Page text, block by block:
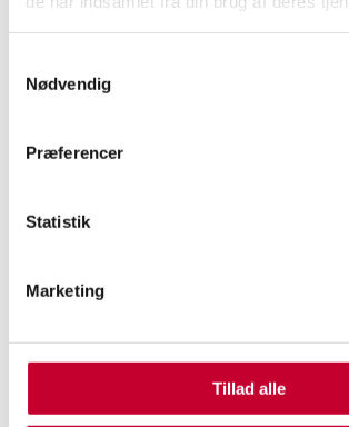
Nødvendig
Præferencer
Statistik
Marketing
Tillad alle
Antal døre Antal
Længde